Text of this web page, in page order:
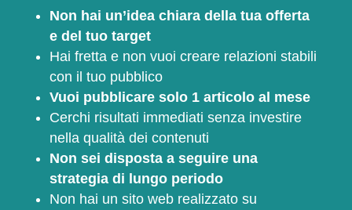
Non hai un’idea chiara della tua offerta
e del tuo target
Hai fretta e non vuoi creare relazioni stabili
con il tuo pubblico
Vuoi pubblicare solo 1 articolo al mese
Cerchi risultati immediati senza investire
nella qualità dei contenuti
Non sei disposta a seguire una
strategia di lungo periodo
Non hai un sito web realizzato su